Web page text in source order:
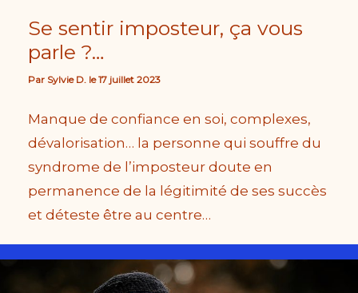
Se sentir imposteur, ça vous
parle ?…
Par Sylvie D. le17 juillet 2023
Manque de confiance en soi, complexes,
dévalorisation… la personne qui souffre du
syndrome de l’imposteur doute en
permanence de la légitimité de ses succès
et déteste être au centre…